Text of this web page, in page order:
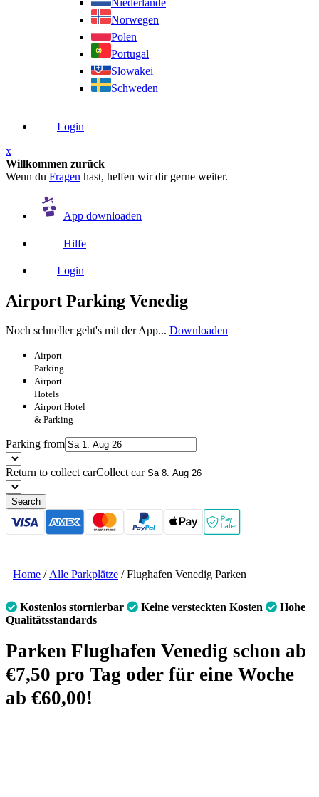
Norwegen
Polen
Portugal
Slowakei
Schweden
Login
x
Willkommen zurück
Wenn du Fragen hast, helfen wir dir gerne weiter.
App downloaden
Hilfe
Login
Airport Parking Venedig
Noch schneller geht's mit der App... Downloaden
Airport
Parking
Airport
Hotels
Airport Hotel
& Parking
Parking from
Return to collect carCollect car
Search
Home / Alle Parkplätze / Flughafen Venedig Parken
Kostenlos stornierbar Keine versteckten Kosten
Hohe
Qualitätsstandards
Parken Flughafen Venedig schon ab
€7,50 pro Tag oder für eine Woche
ab €60,00!